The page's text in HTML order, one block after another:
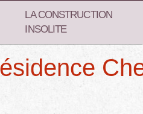
LA CONSTRUCTION
INSOLITE